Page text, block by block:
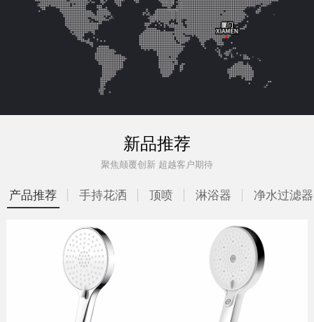
新品推荐
聚焦颠覆创新 超越客户期待
产品推荐 手持花洒 顶喷 淋浴器 净水过滤器